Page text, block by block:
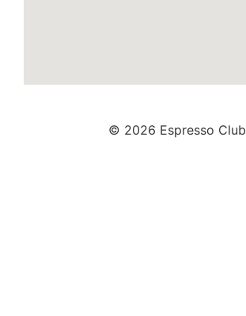
© 2026 Espresso Club